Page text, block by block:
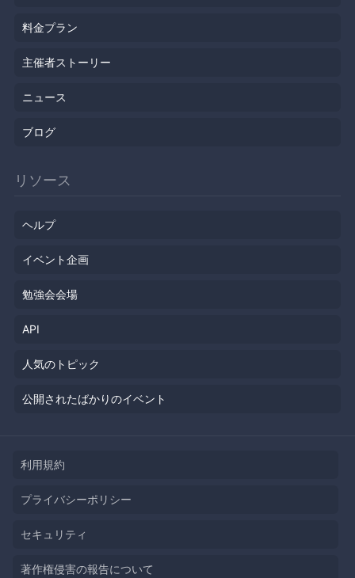
料金プラン
主催者ストーリー
ニュース
ブログ
リソース
ヘルプ
イベント企画
勉強会会場
API
人気のトピック
公開されたばかりのイベント
利用規約
プライバシーポリシー
セキュリティ
著作権侵害の報告について